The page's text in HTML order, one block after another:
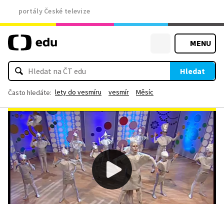
portály České televize
MENU
Hledat
Často hledáte: lety do vesmíru vesmír Měsíc